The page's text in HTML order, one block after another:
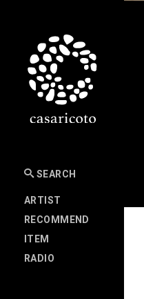
SEARCH
ARTIST
RECOMMEND
ITEM
RADIO